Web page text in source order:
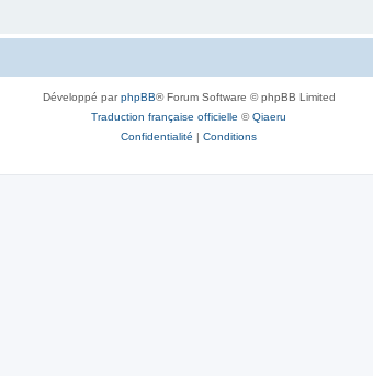
Développé parphpBB® Forum Software © phpBB Limited
Traduction française officielle ©Qiaeru
Confidentialité | Conditions